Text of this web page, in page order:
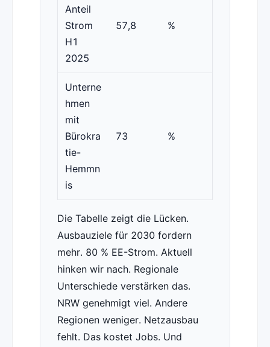
Anteil
Strom
H1
2025
57,8 %
Unterne
hmen
mit
Bürokra
tie-
Hemmn
is
73 %
Die Tabelle zeigt die Lücken.
Ausbauziele für 2030 fordern
mehr. 80 % EE-Strom. Aktuell
hinken wir nach. Regionale
Unterschiede verstärken das.
NRW genehmigt viel. Andere
Regionen weniger. Netzausbau
fehlt. Das kostet Jobs. Und